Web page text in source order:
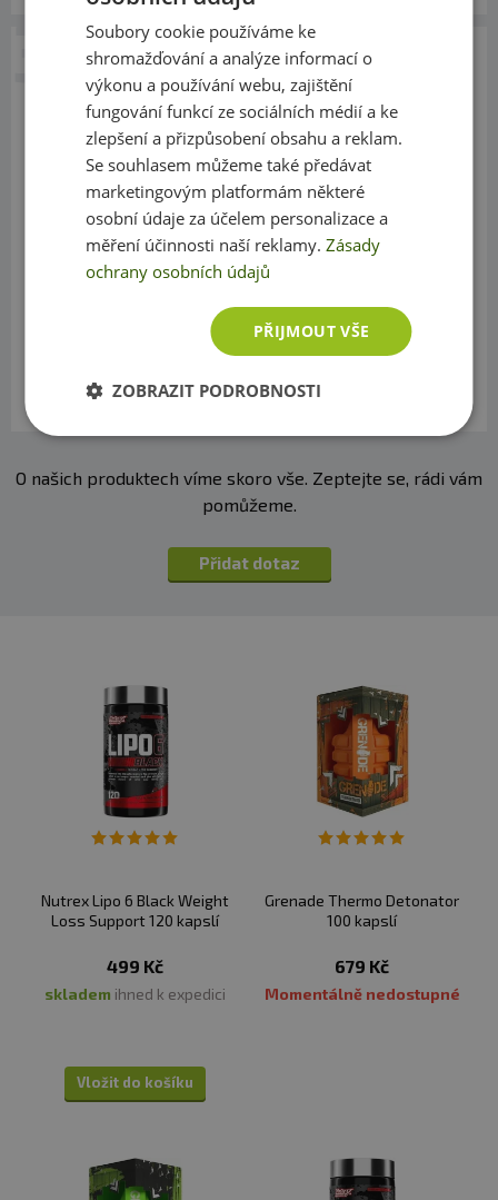
2. 5. 2013 v 09:23
Fitness007.cz Reagovat
[quote name="Jiří Bryška"]Dobrý den,
o tomto přípravku se dozvěděla i moje
maminka(žena po padesátce) a proto bych se
chtěl zeptet, zda-li by mohla tento přípravek
užívat.[/quote]
Dobrý den,
pokud nemá maminka žádné zdravotní potíže,
může přípravek samozřejmě také užívat.
Přeji pěkný den
O našich produktech víme skoro vše. Zeptejte se, rádi vám
pomůžeme.
Přidat dotaz
Nutrex Lipo 6 Black Weight
Loss Support 120 kapslí
499 Kč
skladem ihned k expedici
Vložit do košíku
Grenade Thermo Detonator
100 kapslí
679 Kč
Momentálně nedostupné
Soubory cookie používáme ke
shromažďování a analýze informací o
výkonu a používání webu, zajištění
fungování funkcí ze sociálních médií a ke
zlepšení a přizpůsobení obsahu a reklam.
Se souhlasem můžeme také předávat
marketingovým platformám některé
osobní údaje za účelem personalizace a
měření účinnosti naší reklamy.Zásady
ochrany osobních údajů
PŘIJMOUT VŠE
ZOBRAZIT PODROBNOSTI